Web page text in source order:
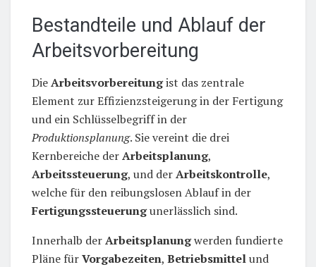
Bestandteile und Ablauf der
Arbeitsvorbereitung
DieArbeitsvorbereitungist das zentrale
Element zur Effizienzsteigerung in der Fertigung
und ein Schlüsselbegriff in der
Produktionsplanung. Sie vereint die drei
Kernbereiche derArbeitsplanung,
Arbeitssteuerung, und derArbeitskontrolle,
welche für den reibungslosen Ablauf in der
Fertigungssteuerungunerlässlich sind.
Innerhalb derArbeitsplanungwerden fundierte
Pläne fürVorgabezeiten, Betriebsmittelund